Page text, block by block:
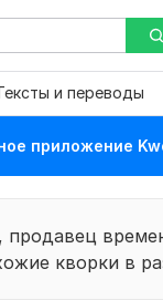
и переводы
приложение
кворки в